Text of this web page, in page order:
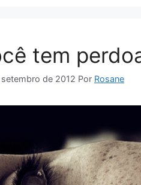
tem
setembro de 2012 Por Rosane